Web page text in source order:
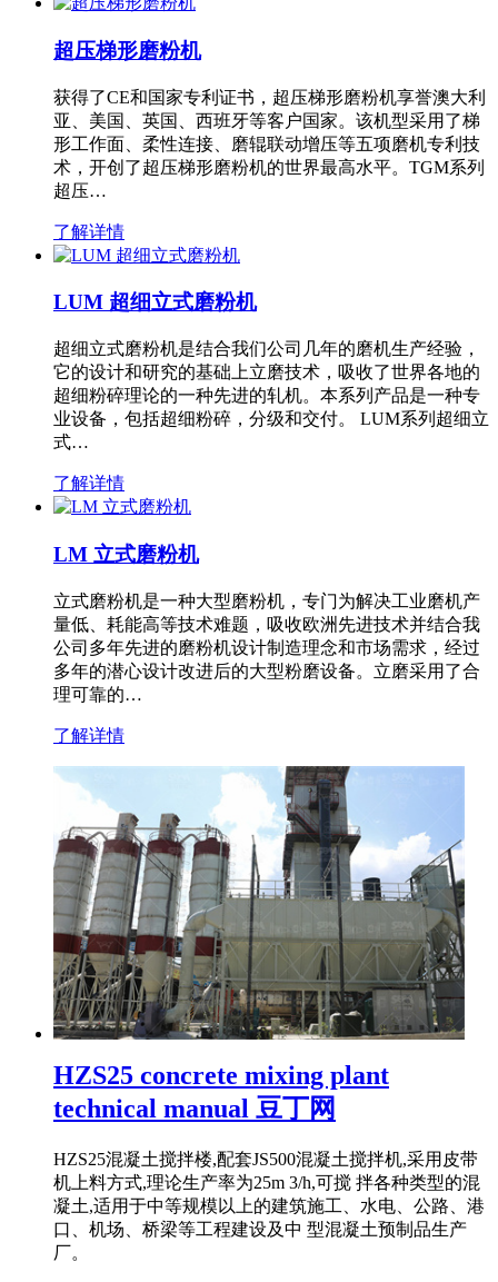
超压梯形磨粉机
获得了CE和国家专利证书，超压梯形磨粉机享誉澳大利
亚、美国、英国、西班牙等客户国家。该机型采用了梯
形工作面、柔性连接、磨辊联动增压等五项磨机专利技
术，开创了超压梯形磨粉机的世界最高水平。TGM系列
超压…
了解详情
LUM 超细立式磨粉机
超细立式磨粉机是结合我们公司几年的磨机生产经验，
它的设计和研究的基础上立磨技术，吸收了世界各地的
超细粉碎理论的一种先进的轧机。本系列产品是一种专
业设备，包括超细粉碎，分级和交付。 LUM系列超细立
式…
了解详情
LM 立式磨粉机
立式磨粉机是一种大型磨粉机，专门为解决工业磨机产
量低、耗能高等技术难题，吸收欧洲先进技术并结合我
公司多年先进的磨粉机设计制造理念和市场需求，经过
多年的潜心设计改进后的大型粉磨设备。立磨采用了合
理可靠的…
了解详情
HZS25 concrete mixing plant
technical manual 豆丁网
HZS25混凝土搅拌楼,配套JS500混凝土搅拌机,采用皮带
机上料方式,理论生产率为25m 3/h,可搅 拌各种类型的混
凝土,适用于中等规模以上的建筑施工、水电、公路、港
口、机场、桥梁等工程建设及中 型混凝土预制品生产
厂。